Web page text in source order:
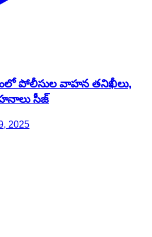
పోలీసుల వాహన తనిఖీలు,
సీజ్
2025